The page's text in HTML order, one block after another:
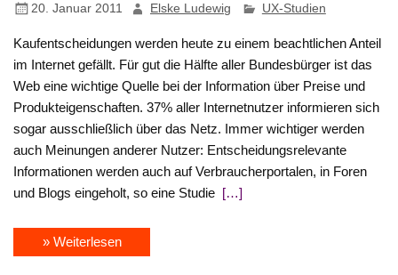
20. Januar 2011 Elske Ludewig UX-Studien
Kaufentscheidungen werden heute zu einem beachtlichen Anteil
im Internet gefällt. Für gut die Hälfte aller Bundesbürger ist das
Web eine wichtige Quelle bei der Information über Preise und
Produkteigenschaften. 37% aller Internetnutzer informieren sich
sogar ausschließlich über das Netz. Immer wichtiger werden
auch Meinungen anderer Nutzer: Entscheidungsrelevante
Informationen werden auch auf Verbraucherportalen, in Foren
und Blogs eingeholt, so eine Studie […]
» Weiterlesen